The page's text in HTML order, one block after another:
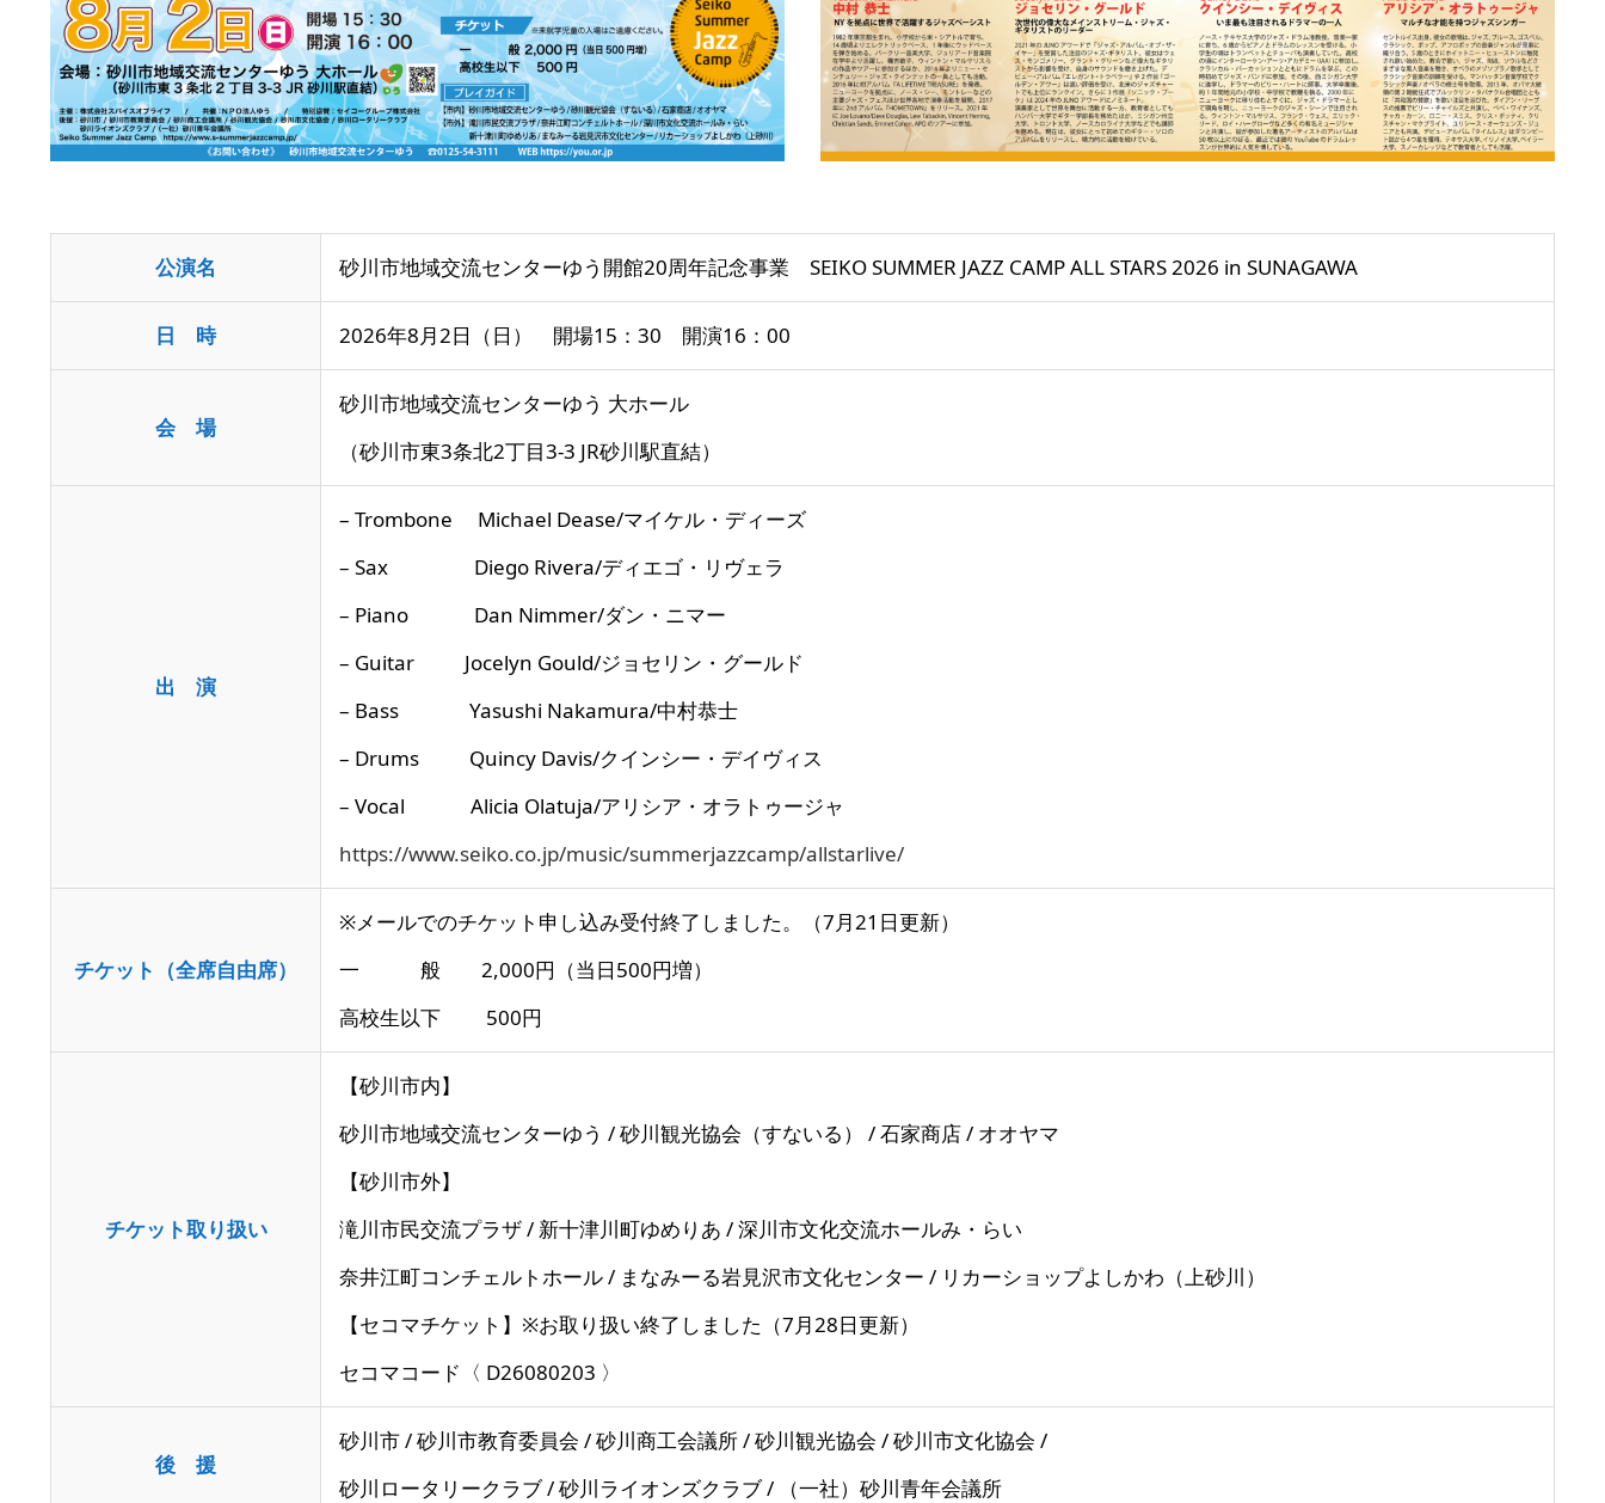
公演名 砂川市地域交流センターゆう開館20周年記念事業 SEIKO SUMMER JAZZ CAMP ALL STARS 2026 in SUNAGAWA
日 時 2026年8月2日（日） 開場15：30 開演16：00
会 場
砂川市地域交流センターゆう 大ホール
（砂川市東3条北2丁目3-3 JR砂川駅直結）
出 演
– Trombone Michael Dease/マイケル・ディーズ
– Sax Diego Rivera/ディエゴ・リヴェラ
– Piano Dan Nimmer/ダン・ニマー
– Guitar Jocelyn Gould/ジョセリン・グールド
– Bass Yasushi Nakamura/中村恭士
– Drums Quincy Davis/クインシー・デイヴィス
– Vocal Alicia Olatuja/アリシア・オラトゥージャ
https://www.seiko.co.jp/music/summerjazzcamp/allstarlive/
チケット（全席自由席）
※メールでのチケット申し込み受付終了しました。（7月21日更新）
一 般 2,000円（当日500円増）
高校生以下 500円
チケット取り扱い
【砂川市内】
砂川市地域交流センターゆう / 砂川観光協会（すないる） / 石家商店 / オオヤマ
【砂川市外】
滝川市民交流プラザ / 新十津川町ゆめりあ / 深川市文化交流ホールみ・らい
奈井江町コンチェルトホール / まなみーる岩見沢市文化センター / リカーショップよしかわ（上砂川）
【セコマチケット】※お取り扱い終了しました（7月28日更新）
セコマコード〈 D26080203 〉
後 援
砂川市 / 砂川市教育委員会 / 砂川商工会議所 / 砂川観光協会 / 砂川市文化協会 /
砂川ロータリークラブ / 砂川ライオンズクラブ / （一社）砂川青年会議所